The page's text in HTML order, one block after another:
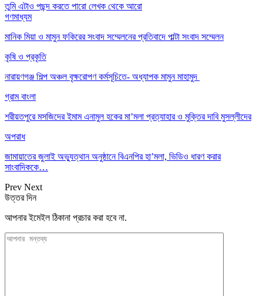
তুমি এটাও পছন্দ করতে পারো লেখক থেকে আরো
গণমাধ্যম
মানিক মিয়া ও মামুন ফকিরের সংবাদ সম্মেলনের প্রতিবাদে পাল্টা সংবাদ সম্মেলন
কৃষি ও প্রকৃতি
নারায়ণগঞ্জ শিল্প অঞ্চল বৃক্ষরোপণ কর্মসূচিতে- অধ্যাপক মামুন মাহামুদ
গ্রাম বাংলা
শরীয়তপুরে মসজিদের ইমাম এনামুল হকের মা’মলা প্রত্যাহার ও মুক্তির দাবি মুসল্লীদের
অপরাধ
জামায়াতের জুলাই অভ্যুত্থান অনুষ্ঠানে বিএনপির হা’মলা, ভিডিও ধারণ করার
সাংবাদিককে…
Prev Next
উত্তর দিন
আপনার ইমেইল ঠিকানা প্রচার করা হবে না.